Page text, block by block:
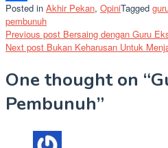
Share
Posted in Akhir Pekan, OpiniTagged
pembunuh
Post
Previous post Bersaing dengan Guru
Next post Bukan Keharusan Untuk
One thought on “
Pembunuh”